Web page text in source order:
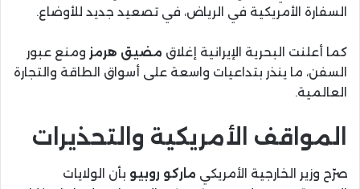
السفارة الأمريكية في الرياض، في تصعيد جديد للأوضاع.
كما أعلنت البحرية الإيرانية إغلاق مضيق هرمز ومنع عبور
السفن، ما ينذر بتداعيات واسعة على أسواق الطاقة والتجارة
العالمية.
المواقف الأمريكية والتحذيرات
صرّح وزير الخارجية الأمريكي ماركو روبيو بأن الولايات